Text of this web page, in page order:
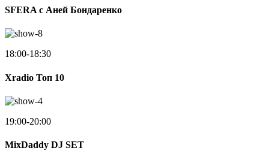
SFERA с Аней Бондаренко
18:00-18:30
Xradio Топ 10
19:00-20:00
MixDaddy DJ SET